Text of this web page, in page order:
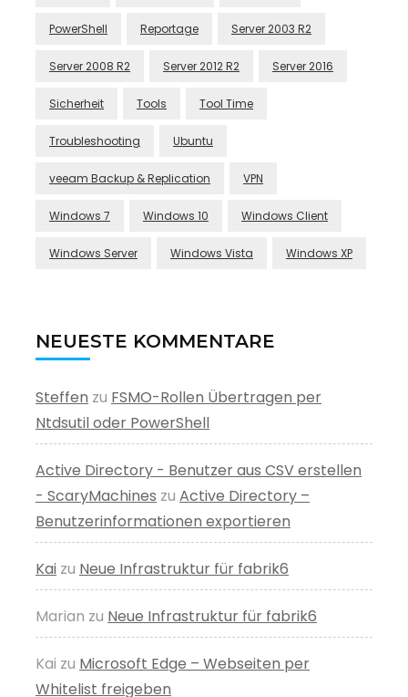
PowerShell Reportage Server 2003 R2
Server 2008 R2 Server 2012 R2 Server 2016
Sicherheit Tools Tool Time
Troubleshooting Ubuntu
veeam Backup & Replication VPN
Windows 7 Windows 10 Windows Client
Windows Server Windows Vista Windows XP
NEUESTE KOMMENTARE
Steffen zu FSMO-Rollen Übertragen per
Ntdsutil oder PowerShell
Active Directory - Benutzer aus CSV erstellen
- ScaryMachines zu Active Directory –
Benutzerinformationen exportieren
Kai zu Neue Infrastruktur für fabrik6
Marian zu Neue Infrastruktur für fabrik6
Kai zu Microsoft Edge – Webseiten per
Whitelist freigeben